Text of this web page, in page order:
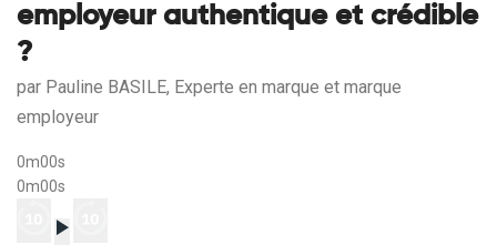
employeur authentique et crédible
?
par Pauline BASILE, Experte en marque et marque
employeur
0m00s
0m00s